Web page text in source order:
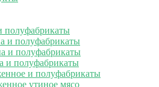
полуфабрикаты
и полуфабрикаты
и полуфабрикаты
и полуфабрикаты
и полуфабрикаты
утиное мясо